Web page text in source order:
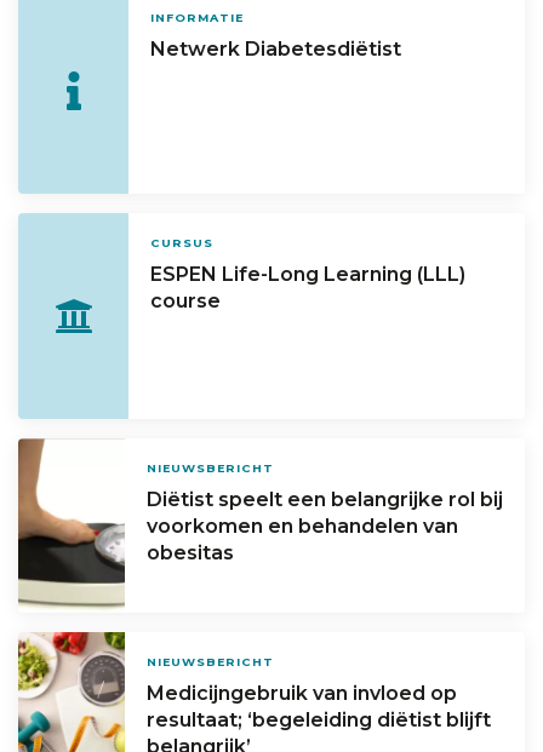
INFORMATIE
Netwerk Diabetesdiëtist
CURSUS
ESPEN Life-Long Learning (LLL)
course
NIEUWSBERICHT
Diëtist speelt een belangrijke rol bij
voorkomen en behandelen van
obesitas
NIEUWSBERICHT
Medicijngebruik van invloed op
resultaat; ‘begeleiding diëtist blijft
belangrijk’